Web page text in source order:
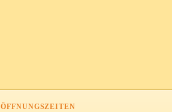
ÖFFNUNGSZEITEN